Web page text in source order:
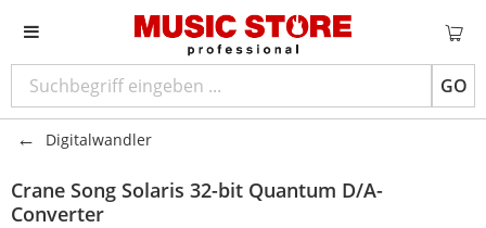
GO
Digitalwandler
Crane Song Solaris 32-bit Quantum D/A-
Converter